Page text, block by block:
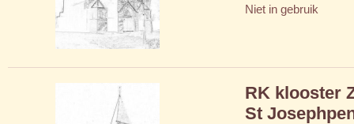
Niet in gebruik
RK klooster
St